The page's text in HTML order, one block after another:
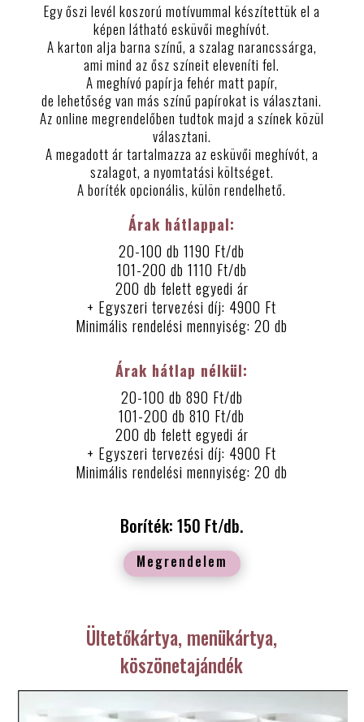
Egy őszi levél koszorú motívummal készítettük el a
képen látható esküvői meghívót.
A karton alja barna színű, a szalag narancssárga,
ami mind az ősz színeit eleveníti fel.
A meghívó papírja fehér matt papír,
de lehetőség van más színű papírokat is választani.
Az online megrendelőben tudtok majd a színek közül
választani.
A megadott ár tartalmazza az esküvői meghívót, a
szalagot, a nyomtatási költséget.
A boríték opcionális, külön rendelhető.
Árak hátlappal:
20-100 db 1190 Ft/db
101-200 db 1110 Ft/db
200 db felett egyedi ár
+ Egyszeri tervezési díj: 4900 Ft
Minimális rendelési mennyiség: 20 db
Árak hátlap nélkül:
20-100 db 890 Ft/db
101-200 db 810 Ft/db
200 db felett egyedi ár
+ Egyszeri tervezési díj: 4900 Ft
Minimális rendelési mennyiség: 20 db
Boríték: 150 Ft/db.
Megrendelem
Ültetőkártya, menükártya,
köszönetajándék